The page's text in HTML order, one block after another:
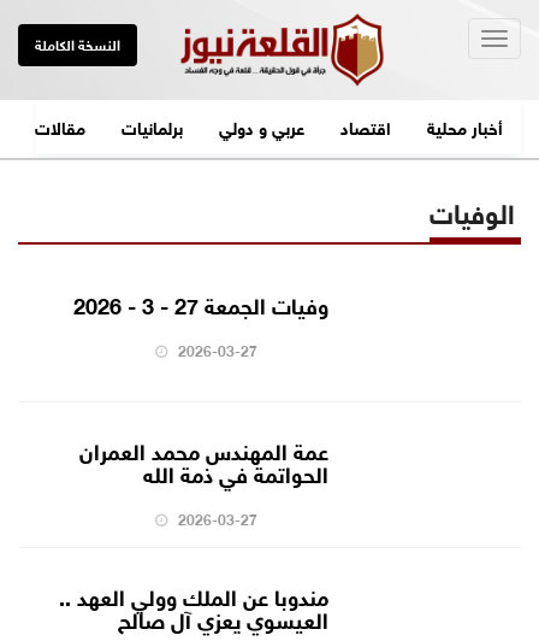
النسخة الكاملة
أخبار محلية اقتصاد عربي و دولي برلمانيات مقالات
الوفيات
وفيات الجمعة 27 - 3 - 2026
2026-03-27
عمة المهندس محمد العمران
الحواتمة في ذمة الله
2026-03-27
مندوبا عن الملك وولي العهد ..
العيسوي يعزي آل صالح